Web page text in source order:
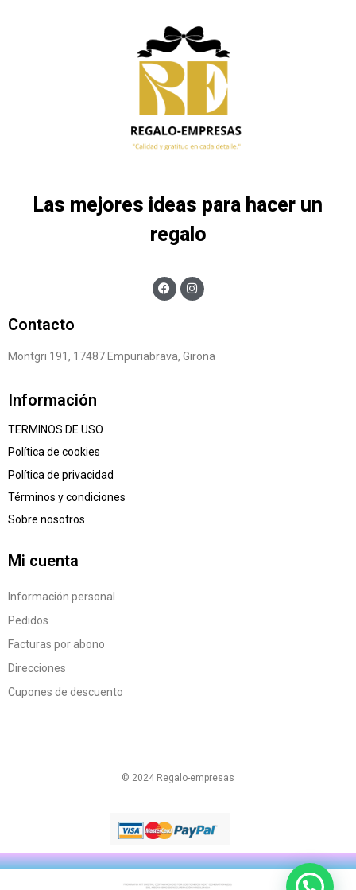
Las mejores ideas para hacer un
regalo
Contacto
Montgri 191, 17487 Empuriabrava, Girona
Información
TERMINOS DE USO
Política de cookies
Política de privacidad
Términos y condiciones
Sobre nosotros
Mi cuenta
Información personal
Pedidos
Facturas por abono
Direcciones
Cupones de descuento
© 2024 Regalo-empresas